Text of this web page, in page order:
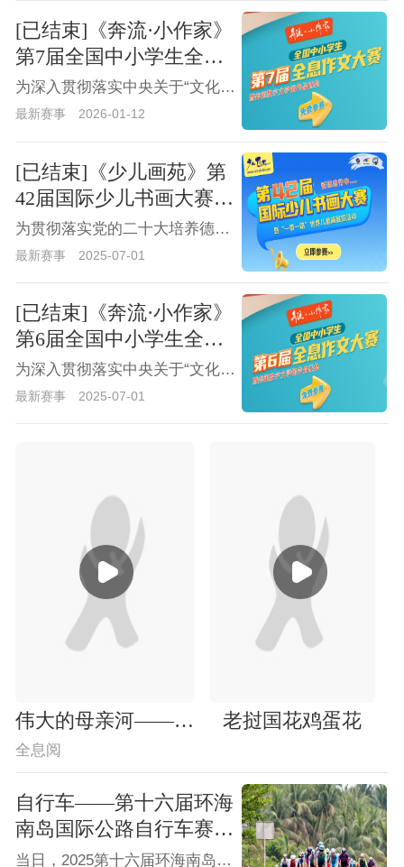
[已结束]《奔流·小作家》
第7届全国中小学生全息
作文大赛征稿通知暨奔流
数字文学馆作品征集
为深入贯彻落实中央关于“文化强国战略”的方针政策，加强国内青少年之间的文艺创作交流，弘扬“敢想敢写·绘声绘色·臻善臻美”的全息作文理念，河南省儿童文学学术委员会、河南省报告文学学会等组织机构，特联合举办第七届全国中小学生全息作文大赛暨奔流数字文学馆作品征集活动。该活动已成功举办6届，全国已有几万名中小学生积极投稿参与，获奖作品已在奔流文学网、全息作文网、中国少儿艺教网及“奔流小作家”公开发布。
最新赛事 2026-01-12
[已结束]《少儿画苑》第
42届国际少儿书画大赛征
稿通知暨“一带一路”世界
儿童画展览活动
为贯彻落实党的二十大培养德智体美劳全面发展的社会主义建设者和接班人的指示精神，全面贯彻党的教育方针，落实立德树人根本任务，以美育陶冶情操、温润心灵、激发创新创造活力，提升国家文化软实力、增强国家核心竞争力。由中国国际全息教育学会、河南省新时代书画院主办，《少儿画苑》编辑部、河南省墨洋教育科技有限公司承办，中国少儿艺教网、全息网协办的《少儿画苑》第42届国际少儿书画大赛暨“一带一路”世界儿童画展览征稿活动即日开始启动。
最新赛事 2025-07-01
[已结束]《奔流·小作家》
第6届全国中小学生全息
作文大赛征稿通知暨奔流
数字文学馆作品征集
为深入贯彻落实中央关于“文化强国战略”的方针政策，加强国内青少年之间的文艺创作交流，弘扬“敢想敢写·绘声绘色·臻善臻美”的全息作文理念，河南省儿童文学学术委员会、河南省报告文学学会等组织机构，特联合举办第六届全国中小学生全息作文大赛暨奔流数字文学馆作品征集活动。该活动已成功举办5届，全国已有几万名中小学生积极投稿参与，获奖作品已在奔流文学网、全息作文网、中国少儿艺教网及“奔流小作家”公开发布。
最新赛事 2025-07-01
伟大的母亲河——黄河 老挝国花鸡蛋花
全息阅
自行车——第十六届环海
南岛国际公路自行车赛开
赛
当日，2025第十六届环海南岛国际公路自行车赛在海南琼海开赛。在首日琼海-琼海赛段的比赛中，喜德盛阿斯塔纳车队车手马泰奥·马卢切利获得本赛段第一名。